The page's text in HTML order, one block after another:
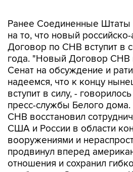
Договор по СНВ вступит в
года. "Новый Договор СНВ
Сенат на обсуждение и
надеемся, что к концу
вступит в силу, -
пресс-службы Белого
СНВ восстановил
США и России в области
вооружениями и
продвинул вперед
отношения и сохранил
необходима Соединенным
своей безопасности и